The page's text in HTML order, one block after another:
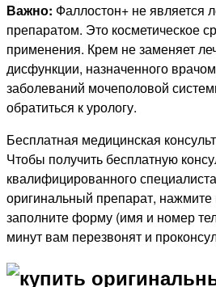
Важно: Фаллостон+ не является
препаратом. Это косметическое
применения. Крем не заменяет
дисфункции, назначенного
заболеваний мочеполовой
обратиться к урологу.
Бесплатная медицинская
Чтобы получить бесплатную
квалифицированного
оригинальный препарат, нажмите
заполните форму (имя и номер
минут вам перезвонят и